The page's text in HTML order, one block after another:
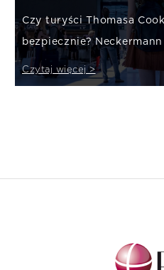
Czy turyści Thomasa
bezpiecznie?
upadłość – co dalej?
Czytaj więcej >